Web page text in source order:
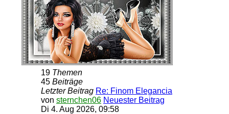
19 Themen
45 Beiträge
Letzter Beitrag Re: Finom Elegancia
von sternchen06 Neuester Beitrag
Di 4. Aug 2026, 09:58